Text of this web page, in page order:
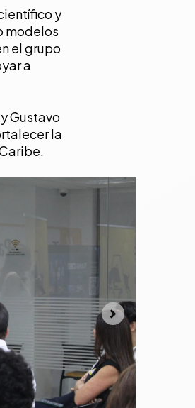
y
modelos
el grupo
a
Gustavo
la